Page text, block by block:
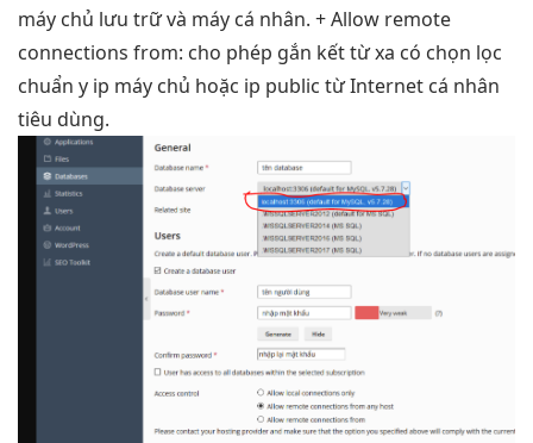
máy chủ lưu trữ và máy cá nhân. + Allow remote
connections from: cho phép gắn kết từ xa có chọn lọc
chuẩn y ip máy chủ hoặc ip public từ Internet cá nhân
tiêu dùng.